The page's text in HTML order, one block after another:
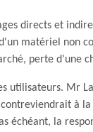
directs et
matériel non
perte d'une
utilisateurs. Mr
à
échéant, la